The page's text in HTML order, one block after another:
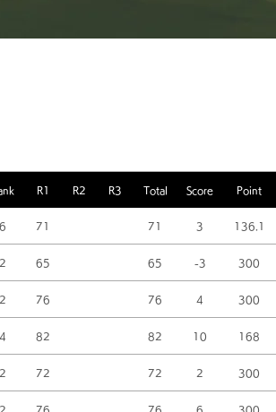
R1 R2 R3 Total Score Point
6 71 71 3 136.1
2 65 65 -3 300
2 76 76 4 300
4 82 82 10 168
2 72 72 2 300
2 76 76 6 300